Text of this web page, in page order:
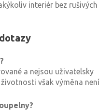
interiér bez rušivých
a nejsou uživatelsky
však výměna není